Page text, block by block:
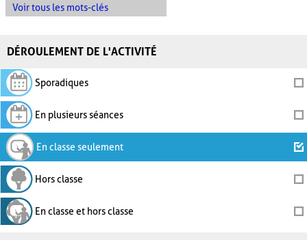
Voir tous les mots-clés
DÉROULEMENT DE L'ACTIVITÉ
Sporadiques
En plusieurs séances
En classe seulement
Hors classe
En classe et hors classe